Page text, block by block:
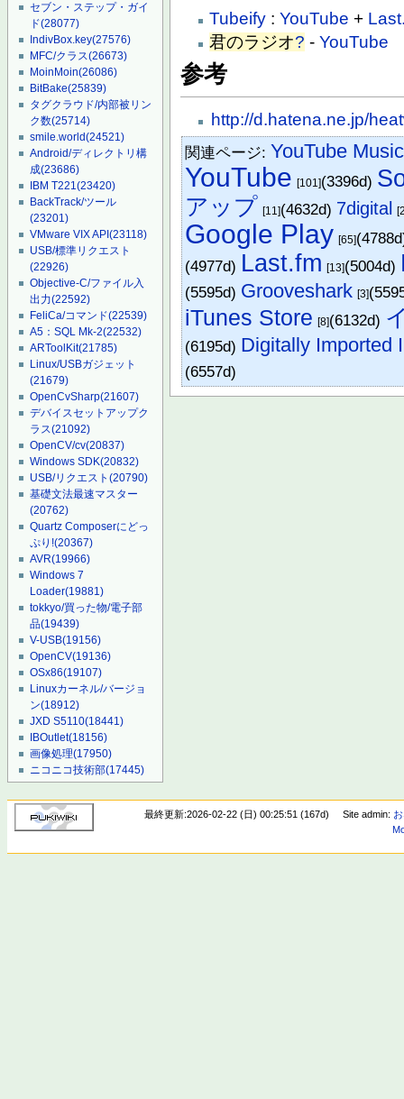
セブン・ステップ・ガイ
ド(28077)
IndivBox.key(27576)
MFC/クラス(26673)
MoinMoin(26086)
BitBake(25839)
タグクラウド/内部被リン
ク数(25714)
smile.world(24521)
Android/ディレクトリ構
成(23686)
IBM T221(23420)
BackTrack/ツール
(23201)
VMware VIX API(23118)
USB/標準リクエスト
(22926)
Objective-C/ファイル入
出力(22592)
FeliCa/コマンド(22539)
A5：SQL Mk-2(22532)
ARToolKit(21785)
Linux/USBガジェット
(21679)
OpenCvSharp(21607)
デバイスセットアップク
ラス(21092)
OpenCV/cv(20837)
Windows SDK(20832)
USB/リクエスト(20790)
基礎文法最速マスター
(20762)
Quartz Composerにどっ
ぷり!(20367)
AVR(19966)
Windows 7
Loader(19881)
tokkyo/買った物/電子部
品(19439)
V-USB(19156)
OpenCV(19136)
OSx86(19107)
Linuxカーネル/バージョ
ン(18912)
JXD S5110(18441)
IBOutlet(18156)
画像処理(17950)
ニコニコ技術部(17445)
Tubeify :YouTube +
君のラジオ? -YouTube
参考
http://d.hatena.ne.jp/
関連ページ: YouTube Music
YouTube [101](3396d)
アップ [11](4632d) 7digital
Google Play [65]
(4977d) Last.fm [13](5004d)
(5595d) Grooveshark [3]
iTunes Store [8](6132d)
(6195d) Digitally Imported
(6557d)
最終更新:2026-02-22 (日) 00:25:51 (167d) Site admin: